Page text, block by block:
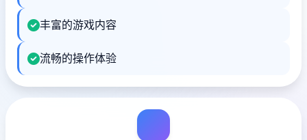
丰富的游戏内容
流畅的操作体验